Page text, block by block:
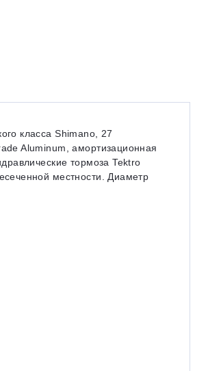
класса Shimano, 27
Aluminum, амортизационная
тормоза Tektro
местности. Диаметр